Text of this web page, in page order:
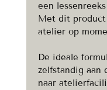
een
Met dit
atelier op
De ideale
zelfstandig aan
naar